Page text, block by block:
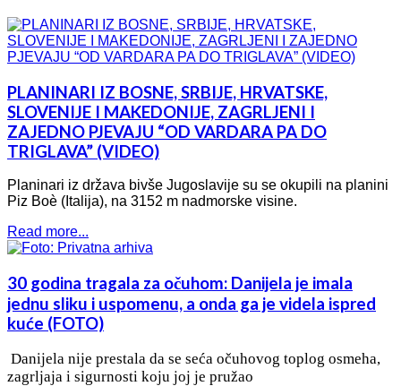
PLANINARI IZ BOSNE, SRBIJE, HRVATSKE,
SLOVENIJE I MAKEDONIJE, ZAGRLJENI I
ZAJEDNO PJEVAJU “OD VARDARA PA DO
TRIGLAVA” (VIDEO)
Planinari iz država bivše Jugoslavije su se okupili na planini
Piz Boè (Italija), na 3152 m nadmorske visine.
Read more...
30 godina tragala za očuhom: Danijela je imala
jednu sliku i uspomenu, a onda ga je videla ispred
kuće (FOTO)
Danijela nije prestala da se seća očuhovog toplog osmeha,
zagrljaja i sigurnosti koju joj je pružao